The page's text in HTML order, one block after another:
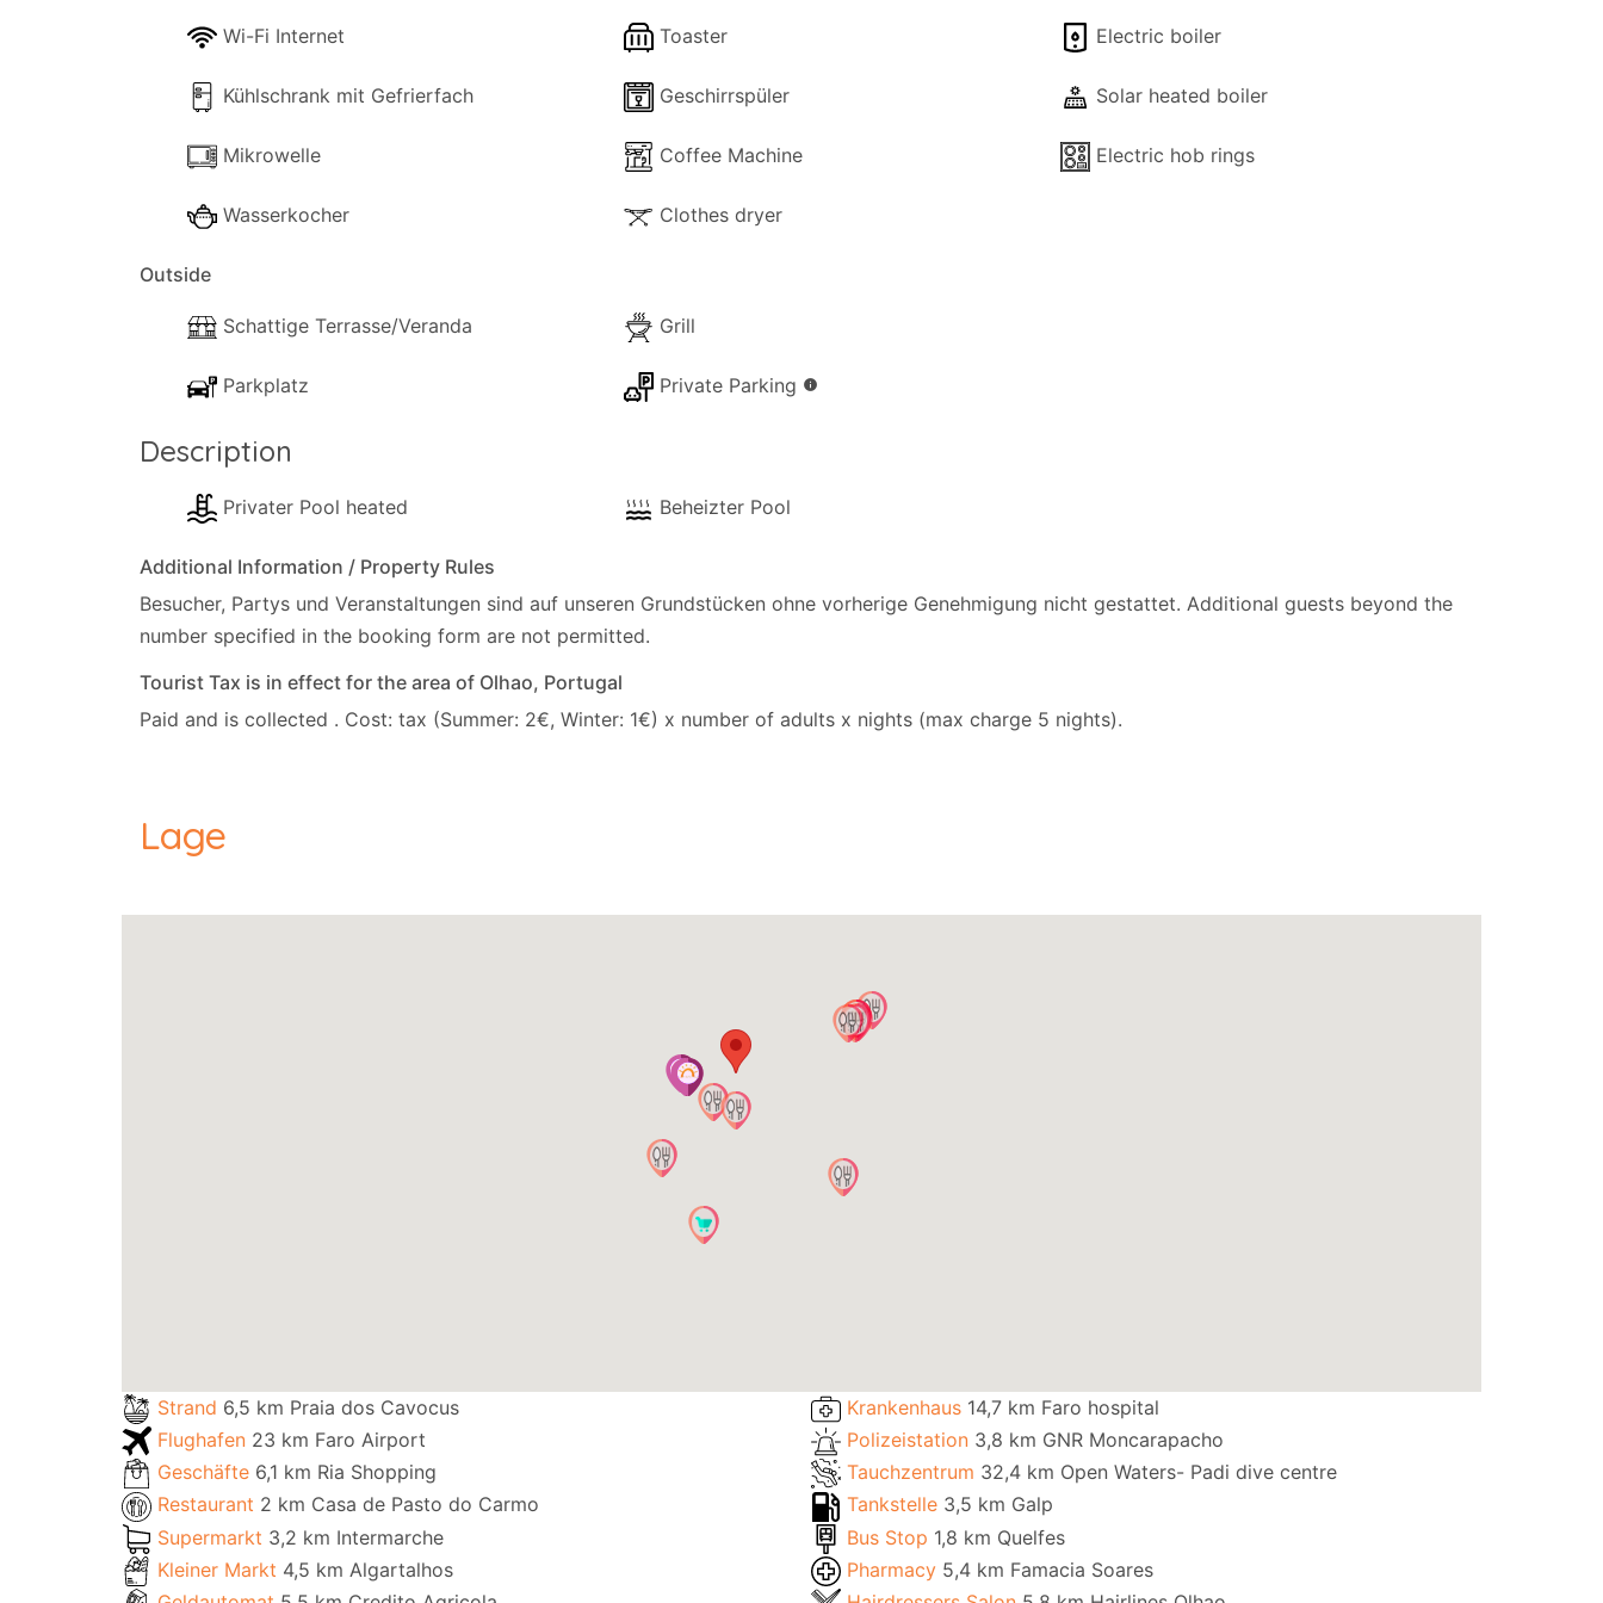
Wi-Fi Internet
Kühlschrank mit Gefrierfach
Mikrowelle
Wasserkocher
Toaster
Geschirrspüler
Coffee Machine
Clothes dryer
Electric boiler
Solar heated boiler
Electric hob rings
Outside
Schattige Terrasse/Veranda
Parkplatz
Grill
Private Parking info
Description
Privater Pool heated Beheizter Pool
Additional Information / Property Rules
Besucher, Partys und Veranstaltungen sind auf unseren Grundstücken ohne vorherige Genehmigung nicht gestattet. Additional guests beyond the
number specified in the booking form are not permitted.
Tourist Tax is in effect for the area of Olhao, Portugal
Paid and is collected . Cost: tax (Summer: 2€, Winter: 1€) x number of adults x nights (max charge 5 nights).
Lage
Strand 6,5 km Praia dos Cavocus
Flughafen 23 km Faro Airport
Geschäfte 6,1 km Ria Shopping
Restaurant 2 km Casa de Pasto do Carmo
Supermarkt 3,2 km Intermarche
Kleiner Markt 4,5 km Algartalhos
Krankenhaus 14,7 km Faro hospital
Polizeistation 3,8 km GNR Moncarapacho
Tauchzentrum 32,4 km Open Waters- Padi dive centre
Tankstelle 3,5 km Galp
Bus Stop 1,8 km Quelfes
Pharmacy 5,4 km Famacia Soares